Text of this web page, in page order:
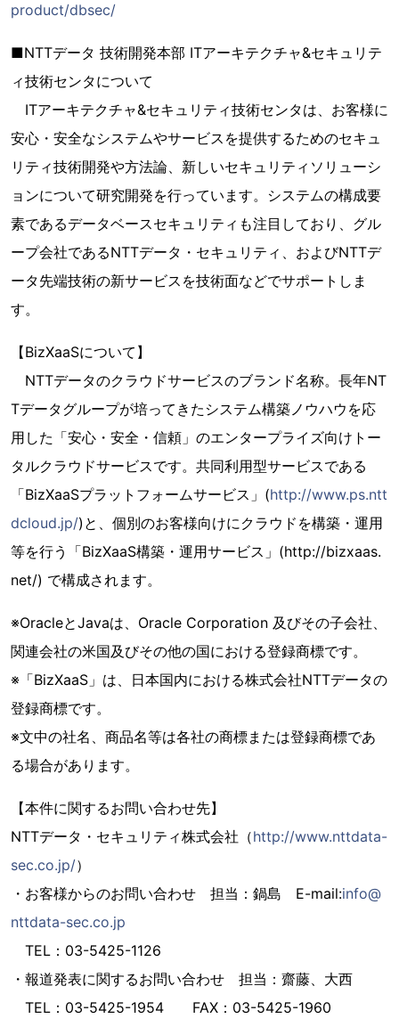
product/dbsec/
■NTTデータ 技術開発本部 ITアーキテクチャ&セキュリテ
ィ技術センタについて
ITアーキテクチャ&セキュリティ技術センタは、お客様に
安心・安全なシステムやサービスを提供するためのセキュ
リティ技術開発や方法論、新しいセキュリティソリューシ
ョンについて研究開発を行っています。システムの構成要
素であるデータベースセキュリティも注目しており、グル
ープ会社であるNTTデータ・セキュリティ、およびNTTデ
ータ先端技術の新サービスを技術面などでサポートしま
す。
【BizXaaSについて】
NTTデータのクラウドサービスのブランド名称。長年NT
Tデータグループが培ってきたシステム構築ノウハウを応
用した「安心・安全・信頼」のエンタープライズ向けトー
タルクラウドサービスです。共同利用型サービスである
「BizXaaSプラットフォームサービス」(http://www.ps.ntt
dcloud.jp/)と、個別のお客様向けにクラウドを構築・運用
等を行う「BizXaaS構築・運用サービス」(http://bizxaas.
net/) で構成されます。
※OracleとJavaは、Oracle Corporation 及びその子会社、
関連会社の米国及びその他の国における登録商標です。
※「BizXaaS」は、日本国内における株式会社NTTデータの
登録商標です。
※文中の社名、商品名等は各社の商標または登録商標であ
る場合があります。
【本件に関するお問い合わせ先】
NTTデータ・セキュリティ株式会社（http://www.nttdata-
sec.co.jp/）
・お客様からのお問い合わせ 担当：鍋島 E-mail:info@
nttdata-sec.co.jp
TEL：03-5425-1126
・報道発表に関するお問い合わせ 担当：齋藤、大西
TEL：03-5425-1954 FAX：03-5425-1960